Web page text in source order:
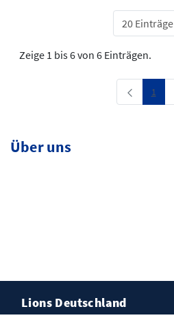
20 Einträge
Zeige 1 bis 6 von 6 Einträgen.
Seite
1
Über uns
Lions Deutschland